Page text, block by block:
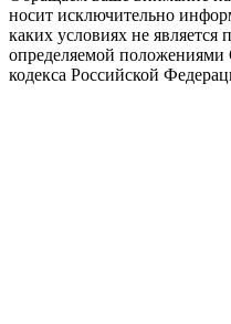
носит исключительно
каких условиях не является
определяемой положениями
кодекса Российской